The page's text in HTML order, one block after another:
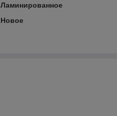
Ламинированное
Новое